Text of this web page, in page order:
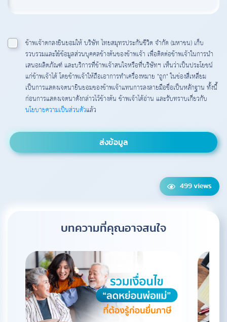
ข้าพเจ้าตกลงยินยอมให้ บริษัท ไทยสมุทรประกันชีวิต จำกัด (มหาชน) เก็บ
รวบรวมและใช้ข้อมูลส่วนบุคคลข้างต้นของข้าพเจ้า เพื่อติดต่อข้าพเจ้าในการนำ
เสนอผลิตภัณฑ์ และบริการที่ข้าพเจ้าสนใจหรือที่บริษัทฯ เห็นว่าเป็นประโยชน์
แก่ข้าพเจ้าได้ โดยข้าพเจ้าให้ถือเอาการทำเครื่องหมาย "ถูก" ในช่องสี่เหลี่ยม
เป็นการแสดงเจตนายินยอมของข้าพเจ้าแทนการลงลายมือชื่อเป็นหลักฐาน ทั้งนี้
ก่อนการแสดงเจตนาดังกล่าวไว้ข้างต้น ข้าพเจ้าได้อ่าน และรับทราบเกี่ยวกับ
นโยบายความเป็นส่วนตัวแล้ว
499 views
บทความที่คุณอาจสนใจ